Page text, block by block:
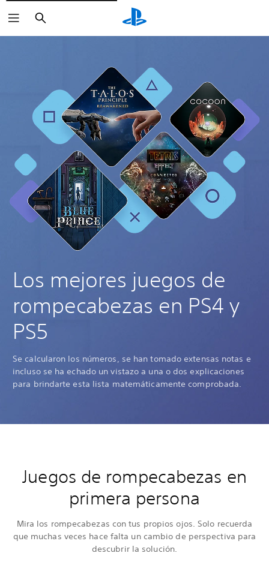
Buscar
Los mejores juegos de
rompecabezas en PS4 y
PS5
Se calcularon los números, se han tomado extensas notas e
incluso se ha echado un vistazo a una o dos explicaciones
para brindarte esta lista matemáticamente comprobada.
Juegos de rompecabezas en
primera persona
Mira los rompecabezas con tus propios ojos. Solo recuerda
que muchas veces hace falta un cambio de perspectiva para
descubrir la solución.